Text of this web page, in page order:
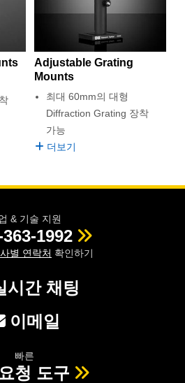
Adjustable Grating
Mounts
최대 60mm의 대형
Diffraction Grating 장착
가능
더보기
& 기술 지원
1992
별 연락처 확인하기
시간 채팅
이메일
빠른
청 도구